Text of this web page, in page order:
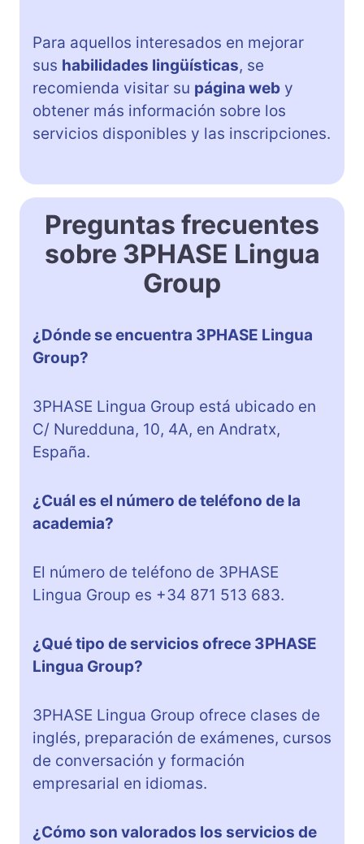
Para aquellos interesados en mejorar
sus habilidades lingüísticas, se
recomienda visitar su página web y
obtener más información sobre los
servicios disponibles y las inscripciones.
Preguntas frecuentes
sobre 3PHASE Lingua
Group
¿Dónde se encuentra 3PHASE Lingua
Group?
3PHASE Lingua Group está ubicado en
C/ Nuredduna, 10, 4A, en Andratx,
España.
¿Cuál es el número de teléfono de la
academia?
El número de teléfono de 3PHASE
Lingua Group es +34 871 513 683.
¿Qué tipo de servicios ofrece 3PHASE
Lingua Group?
3PHASE Lingua Group ofrece clases de
inglés, preparación de exámenes, cursos
de conversación y formación
empresarial en idiomas.
¿Cómo son valorados los servicios de